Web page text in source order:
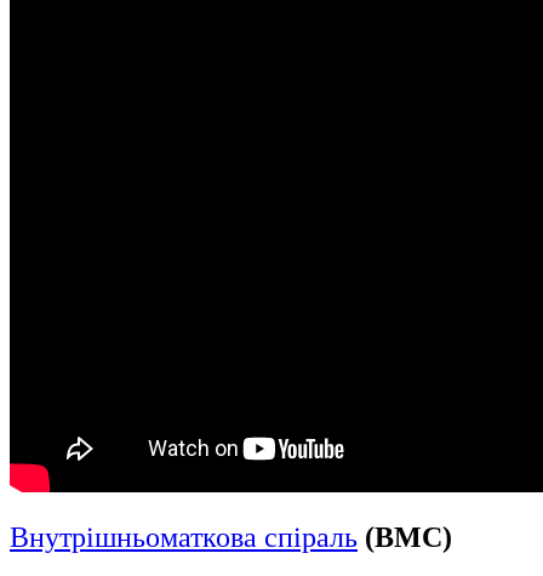
Внутрішньоматкова спіраль (ВМС)